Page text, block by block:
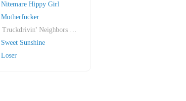
Nitemare Hippy Girl
Motherfucker
Truckdrivin' Neighbors Downstairs (Yellow Swe..
Sweet Sunshine
Loser